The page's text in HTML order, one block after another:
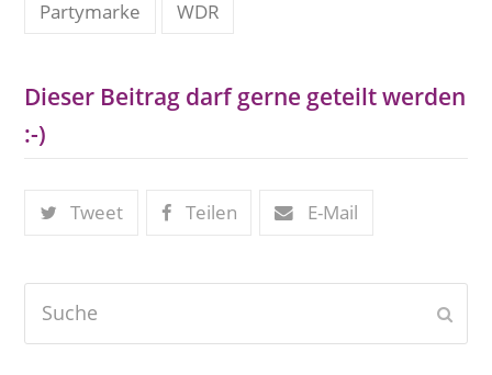
Partymarke
WDR
Dieser Beitrag darf gerne geteilt werden
:-)
Tweet Teilen E-Mail